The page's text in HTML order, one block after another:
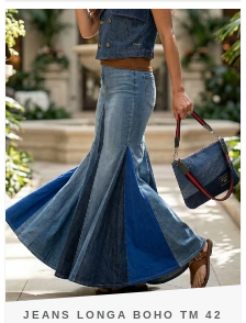
JEANS LONGA BOHO TM 42